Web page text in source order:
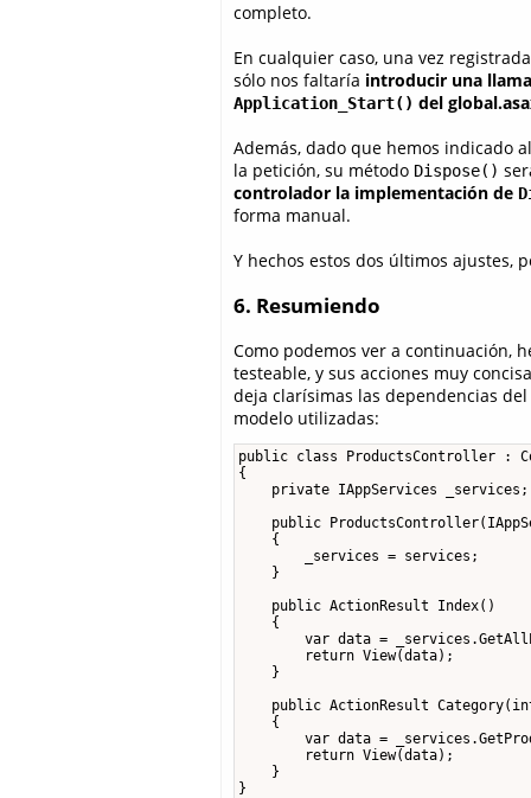
completo.
En cualquier caso, una vez
sólo nos faltaría introducir una
Application_Start() del
Además, dado que hemos indicado
la petición, su método Dispose()
controlador la implementación de
forma manual.
Y hechos estos dos últimos ajustes,
6. Resumiendo
Como podemos ver a continuación,
testeable, y sus acciones muy
deja clarísimas las dependencias
modelo utilizadas:
public class ProductsController :
{
    private IAppServices _services;
public
    {
        _services = services;
    }
    public ActionResult Index()
    {
var data =
        return View(data);
    }
public ActionResult
    {
var data =
        return View(data);
    }
}